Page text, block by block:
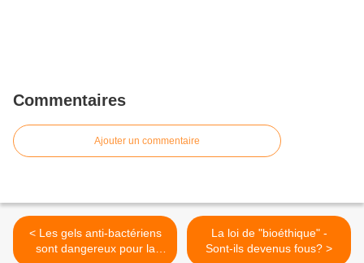
Commentaires
Ajouter un commentaire
< Les gels anti-bactériens
sont dangereux pour la
La loi de "bioéthique" -
Sont-ils devenus fous? >